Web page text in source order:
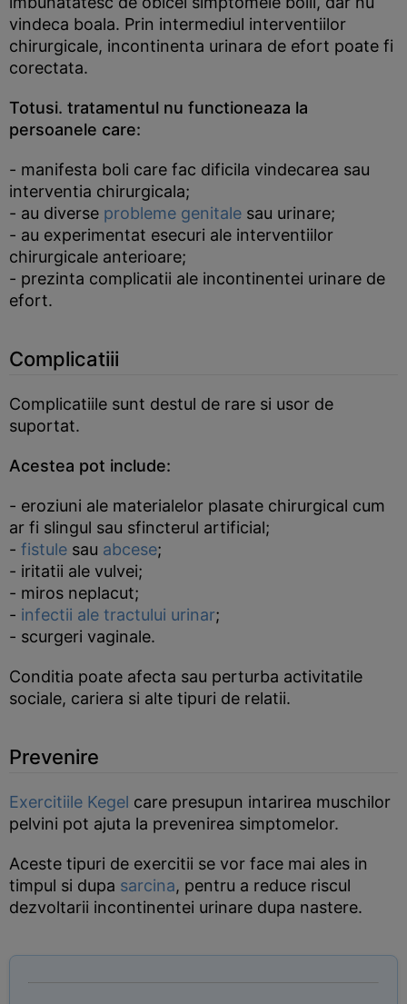
vindeca boala. Prin intermediul interventiilor
chirurgicale, incontinenta urinara de efort poate fi
corectata.
Totusi. tratamentul nu functioneaza la
persoanele care:
- manifesta boli care fac dificila vindecarea sau
interventia chirurgicala;
- au diverse probleme genitale sau urinare;
- au experimentat esecuri ale interventiilor
chirurgicale anterioare;
- prezinta complicatii ale incontinentei urinare de
efort.
Complicatiii
Complicatiile sunt destul de rare si usor de
suportat.
Acestea pot include:
- eroziuni ale materialelor plasate chirurgical cum
ar fi slingul sau sfincterul artificial;
- fistule sau abcese;
- iritatii ale vulvei;
- miros neplacut;
- infectii ale tractului urinar;
- scurgeri vaginale.
Conditia poate afecta sau perturba activitatile
sociale, cariera si alte tipuri de relatii.
Prevenire
Exercitiile Kegel care presupun intarirea muschilor
pelvini pot ajuta la prevenirea simptomelor.
Aceste tipuri de exercitii se vor face mai ales in
timpul si dupa sarcina, pentru a reduce riscul
dezvoltarii incontinentei urinare dupa nastere.